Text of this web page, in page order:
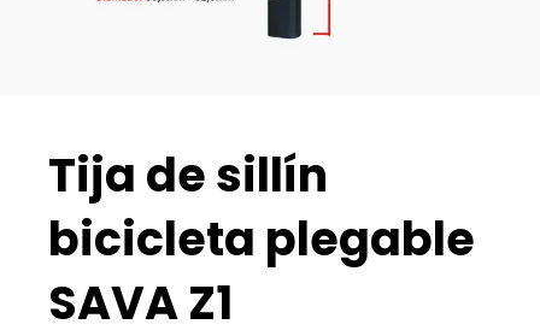
Tija de sillín
bicicleta plegable
SAVA Z1